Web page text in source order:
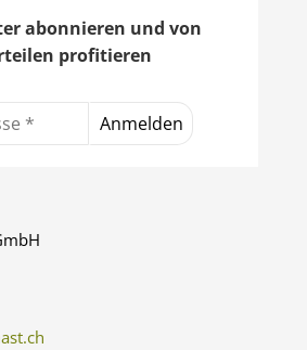
abonnieren und von
profitieren